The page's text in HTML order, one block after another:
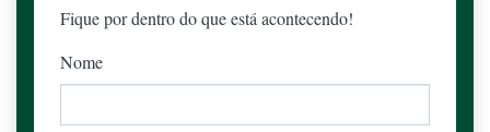
Fique por dentro do que está acontecendo!
Nome